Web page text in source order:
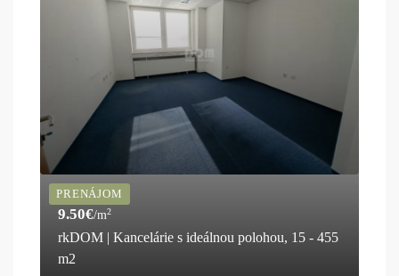
PRENÁJOM
9.50€/m2
rkDOM | Kancelárie s ideálnou polohou, 15 - 455
m2